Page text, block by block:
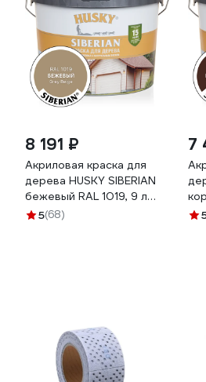
8 191 ₽
Акриловая краска для
дерева HUSKY SIBERIAN
бежевый RAL 1019, 9 л
31940
5(68)
7